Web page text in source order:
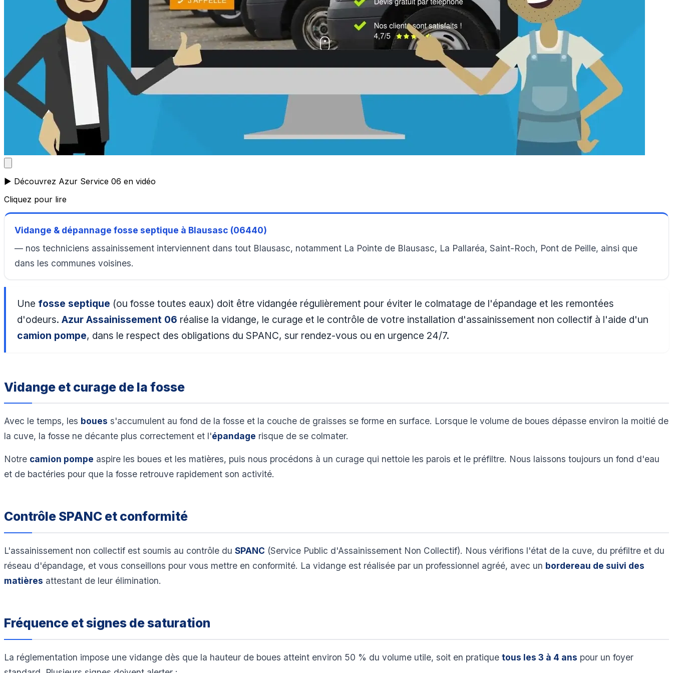
▶️ Découvrez Azur Service 06 en vidéo
Cliquez pour lire
Vidange & dépannage fosse septique à Blausasc (06440)
— nos techniciens assainissement interviennent dans tout Blausasc, notamment La Pointe de Blausasc, La Pallaréa, Saint-Roch, Pont de Peille, ainsi que
dans les communes voisines.
Une fosse septique (ou fosse toutes eaux) doit être vidangée régulièrement pour éviter le colmatage de l'épandage et les remontées
d'odeurs.Azur Assainissement 06 réalise la vidange, le curage et le contrôle de votre installation d'assainissement non collectif à l'aide d'un
camion pompe, dans le respect des obligations du SPANC, sur rendez-vous ou en urgence 24/7.
Vidange et curage de la fosse
Avec le temps, les boues s'accumulent au fond de la fosse et la couche de graisses se forme en surface. Lorsque le volume de boues dépasse environ la moitié de
la cuve, la fosse ne décante plus correctement et l'épandage risque de se colmater.
Notre camion pompe aspire les boues et les matières, puis nous procédons à un curage qui nettoie les parois et le préfiltre. Nous laissons toujours un fond d'eau
et de bactéries pour que la fosse retrouve rapidement son activité.
Contrôle SPANC et conformité
L'assainissement non collectif est soumis au contrôle du SPANC (Service Public d'Assainissement Non Collectif). Nous vérifions l'état de la cuve, du préfiltre et du
réseau d'épandage, et vous conseillons pour vous mettre en conformité. La vidange est réalisée par un professionnel agréé, avec un bordereau de suivi des
matières attestant de leur élimination.
Fréquence et signes de saturation
La réglementation impose une vidange dès que la hauteur de boues atteint environ 50 % du volume utile, soit en pratique tous les 3 à 4 ans pour un foyer